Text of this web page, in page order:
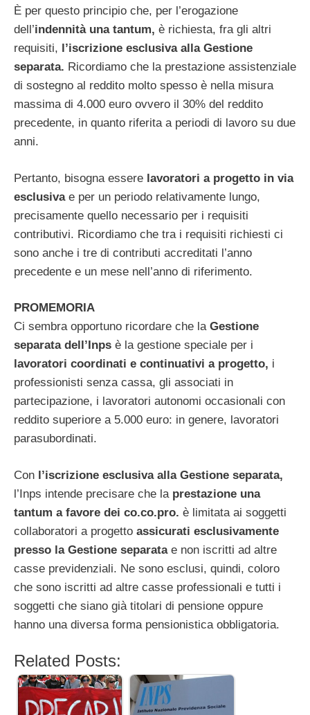
È per questo principio che, per l’erogazione
dell’indennità una tantum, è richiesta, fra gli altri
requisiti, l’iscrizione esclusiva alla Gestione
separata. Ricordiamo che la prestazione assistenziale
di sostegno al reddito molto spesso è nella misura
massima di 4.000 euro ovvero il 30% del reddito
precedente, in quanto riferita a periodi di lavoro su due
anni.
Pertanto, bisogna essere lavoratori a progetto in via
esclusiva e per un periodo relativamente lungo,
precisamente quello necessario per i requisiti
contributivi. Ricordiamo che tra i requisiti richiesti ci
sono anche i tre di contributi accreditati l’anno
precedente e un mese nell’anno di riferimento.
PROMEMORIA
Ci sembra opportuno ricordare che laGestione
separata dell’Inps è la gestione speciale per i
lavoratori coordinati e continuativi a progetto, i
professionisti senza cassa, gli associati in
partecipazione, i lavoratori autonomi occasionali con
reddito superiore a 5.000 euro: in genere, lavoratori
parasubordinati.
Con l’iscrizione esclusiva alla Gestione separata,
l’Inps intende precisare che la prestazione una
tantum a favore dei co.co.pro. è limitata ai soggetti
collaboratori a progetto assicurati esclusivamente
presso la Gestione separata e non iscritti ad altre
casse previdenziali. Ne sono esclusi, quindi, coloro
che sono iscritti ad altre casse professionali e tutti i
soggetti che siano già titolari di pensione oppure
hanno una diversa forma pensionistica obbligatoria.
Related Posts: